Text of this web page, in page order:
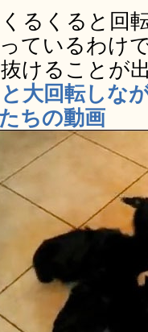
るくると回
ているわけ
けることが
大回転しな
ちの動画